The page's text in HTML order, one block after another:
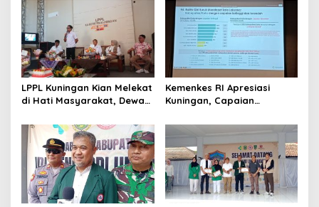
LPPL Kuningan Kian Melekat
di Hati Masyarakat, Dewas
Digital
Kemenkes RI Apresiasi
Kuningan, Capaian
Stunting Tembus 100 Persen